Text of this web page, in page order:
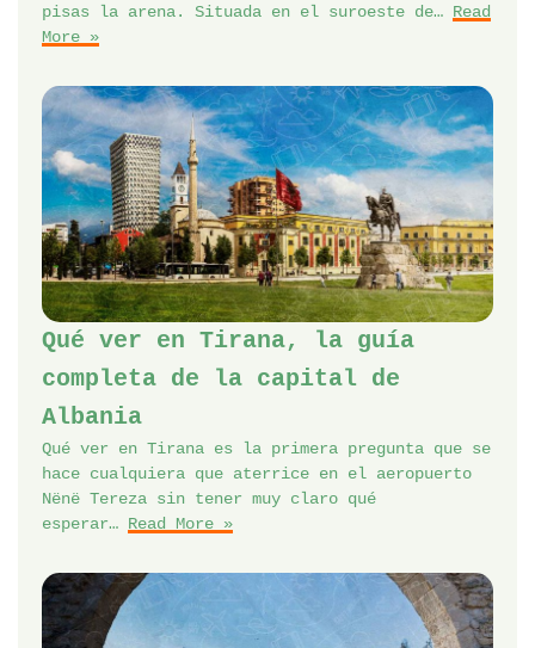
pisas la arena. Situada en el suroeste de… Read
More »
Qué ver en Tirana, la guía
completa de la capital de
Albania
Qué ver en Tirana es la primera pregunta que se
hace cualquiera que aterrice en el aeropuerto
Nënë Tereza sin tener muy claro qué
esperar… Read More »